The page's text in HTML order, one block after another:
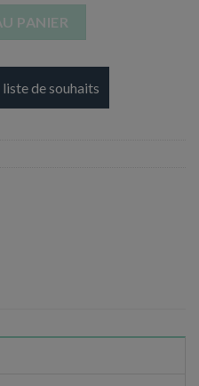
PANIER
de souhaits